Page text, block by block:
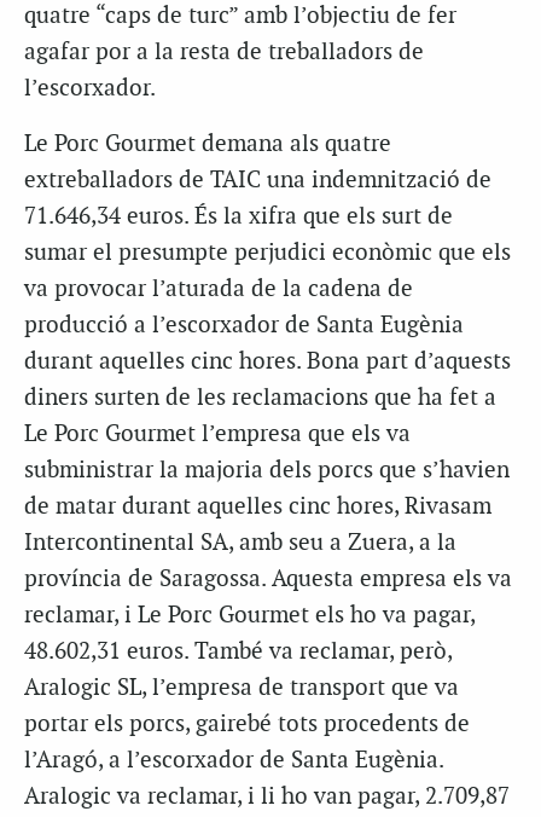
quatre “caps de turc” amb l’objectiu de fer
agafar por a la resta de treballadors de
l’escorxador.
Le Porc Gourmet demana als quatre
extreballadors de TAIC una indemnització de
71.646,34 euros. És la xifra que els surt de
sumar el presumpte perjudici econòmic que els
va provocar l’aturada de la cadena de
producció a l’escorxador de Santa Eugènia
durant aquelles cinc hores. Bona part d’aquests
diners surten de les reclamacions que ha fet a
Le Porc Gourmet l’empresa que els va
subministrar la majoria dels porcs que s’havien
de matar durant aquelles cinc hores, Rivasam
Intercontinental SA, amb seu a Zuera, a la
província de Saragossa. Aquesta empresa els va
reclamar, i Le Porc Gourmet els ho va pagar,
48.602,31 euros. També va reclamar, però,
Aralogic SL, l’empresa de transport que va
portar els porcs, gairebé tots procedents de
l’Aragó, a l’escorxador de Santa Eugènia.
Aralogic va reclamar, i li ho van pagar, 2.709,87